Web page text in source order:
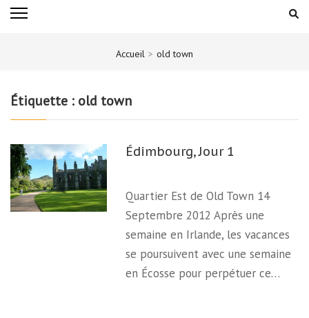
Accueil > old town
Étiquette : old town
Édimbourg, Jour 1
Quartier Est de Old Town 14
Septembre 2012 Après une
semaine en Irlande, les vacances
se poursuivent avec une semaine
en Écosse pour perpétuer ce…